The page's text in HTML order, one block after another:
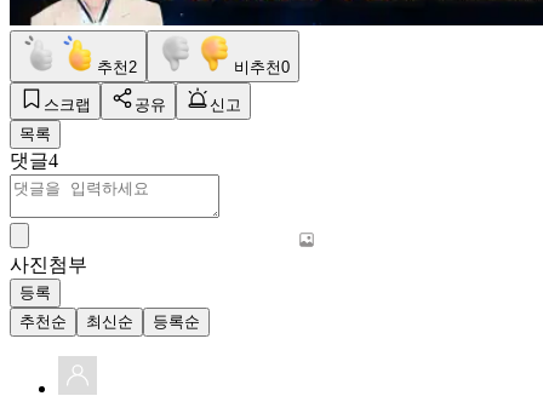
추천2 비추천0
스크랩 공유
신고
목록
댓글4
사진첨부
등록
추천순
최신순 등록순